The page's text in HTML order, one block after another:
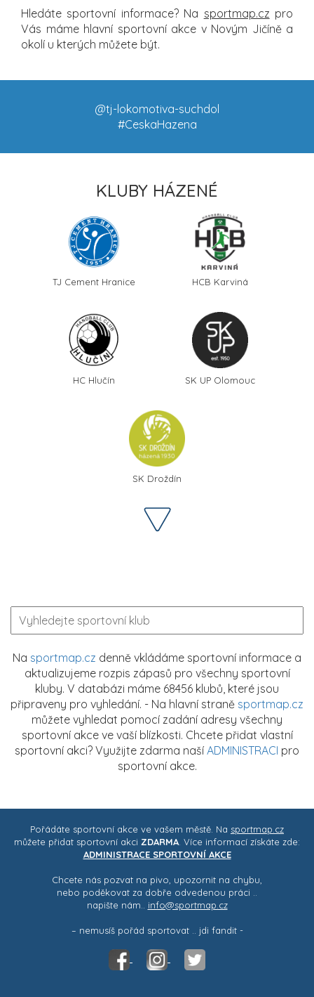
Hledáte sportovní informace? Na sportmap.cz pro
Vás máme hlavní sportovní akce v Novým Jičíně a
okolí u kterých můžete být.
@tj-lokomotiva-suchdol
#CeskaHazena
KLUBY HÁZENÉ
TJ Cement Hranice HCB Karviná
HC Hlučín SK UP Olomouc
SK Droždín
Na sportmap.cz denně vkládáme sportovní informace a
aktualizujeme rozpis zápasů pro všechny sportovní
kluby. V databázi máme 68456 klubů, které jsou
připraveny pro vyhledání. - Na hlavní straně sportmap.cz
můžete vyhledat pomocí zadání adresy všechny
sportovní akce ve vaší blízkosti. Chcete přidat vlastní
sportovní akci? Využijte zdarma naší ADMINISTRACI pro
sportovní akce.
Pořádáte sportovní akce ve vašem městě. Na sportmap.cz
můžete přidat sportovní akci ZDARMA . Více informací získáte zde:
ADMINISTRACE SPORTOVNÍ AKCE
Chcete nás pozvat na pivo, upozornit na chybu,
nebo poděkovat za dobře odvedenou práci ..
napište nám.. info@sportmap.cz
– nemusíš pořád sportovat .. jdi fandit -